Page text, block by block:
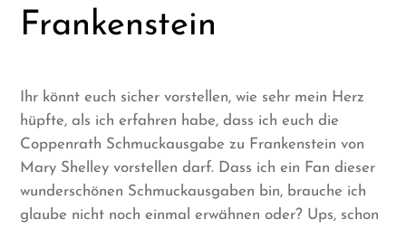
Frankenstein
Ihr könnt euch sicher vorstellen, wie sehr mein Herz
hüpfte, als ich erfahren habe, dass ich euch die
Coppenrath Schmuckausgabe zu Frankenstein von
Mary Shelley vorstellen darf. Dass ich ein Fan dieser
wunderschönen Schmuckausgaben bin, brauche ich
glaube nicht noch einmal erwähnen oder? Ups, schon